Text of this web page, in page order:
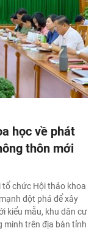
học về phát
thôn mới
tổ chức Hội thảo khoa
đột phá để xây
kiểu mẫu, khu dân cư
minh trên địa bàn tỉnh